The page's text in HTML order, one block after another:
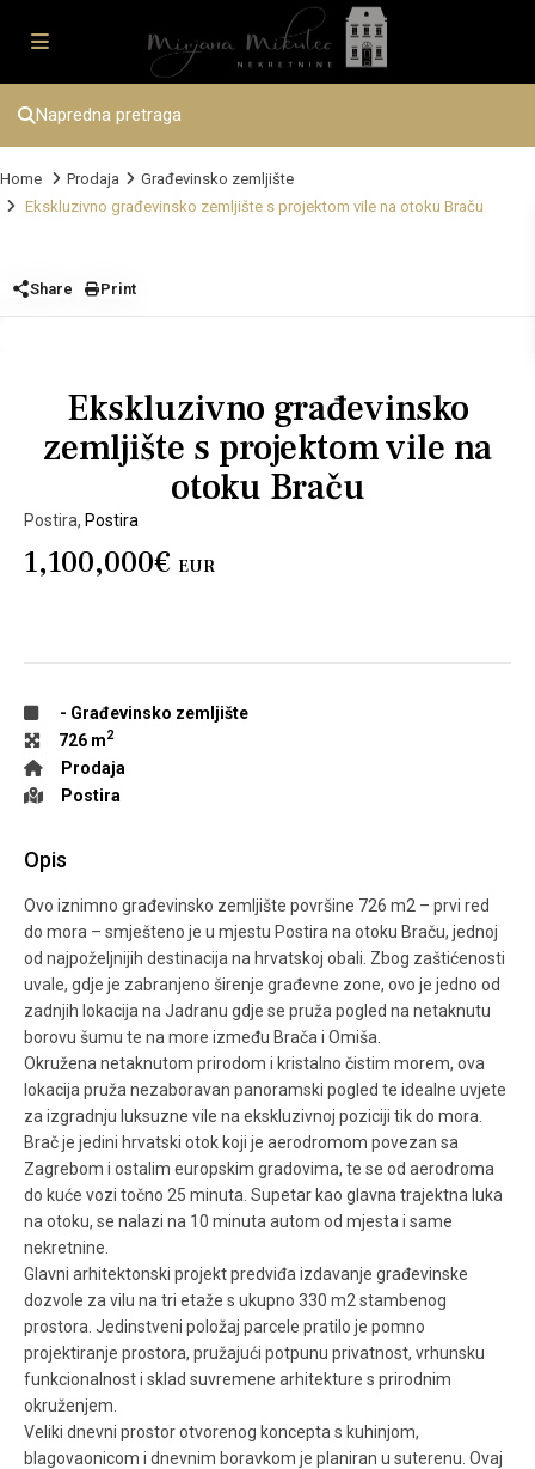
Napredna pretraga
Home Prodaja
Građevinsko zemljište
Ekskluzivno građevinsko zemljište s projektom vile na otoku Braču
Share Print
Ekskluzivno građevinsko
zemljište s projektom vile na
otoku Braču
Postira, Postira
1,100,000€ EUR
- Građevinsko zemljište
726 m2
Prodaja
Postira
Opis
Ovo iznimno građevinsko zemljište površine 726 m2 – prvi red
do mora – smješteno je u mjestu Postira na otoku Braču, jednoj
od najpoželjnijih destinacija na hrvatskoj obali. Zbog zaštićenosti
uvale, gdje je zabranjeno širenje građevne zone, ovo je jedno od
zadnjih lokacija na Jadranu gdje se pruža pogled na netaknutu
borovu šumu te na more između Brača i Omiša.
Okružena netaknutom prirodom i kristalno čistim morem, ova
lokacija pruža nezaboravan panoramski pogled te idealne uvjete
za izgradnju luksuzne vile na ekskluzivnoj poziciji tik do mora.
Brač je jedini hrvatski otok koji je aerodromom povezan sa
Zagrebom i ostalim europskim gradovima, te se od aerodroma
do kuće vozi točno 25 minuta. Supetar kao glavna trajektna luka
na otoku, se nalazi na 10 minuta autom od mjesta i same
nekretnine.
Glavni arhitektonski projekt predviđa izdavanje građevinske
dozvole za vilu na tri etaže s ukupno 330 m2 stambenog
prostora. Jedinstveni položaj parcele pratilo je pomno
projektiranje prostora, pružajući potpunu privatnost, vrhunsku
funkcionalnost i sklad suvremene arhitekture s prirodnim
okruženjem.
Veliki dnevni prostor otvorenog koncepta s kuhinjom,
blagovaonicom i dnevnim boravkom je planiran u suterenu. Ovaj